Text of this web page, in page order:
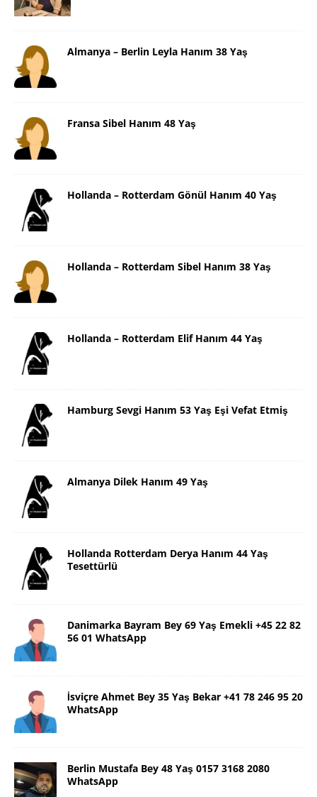
Almanya – Berlin Leyla Hanım 38 Yaş
Fransa Sibel Hanım 48 Yaş
Hollanda – Rotterdam Gönül Hanım 40 Yaş
Hollanda – Rotterdam Sibel Hanım 38 Yaş
Hollanda – Rotterdam Elif Hanım 44 Yaş
Hamburg Sevgi Hanım 53 Yaş Eşi Vefat Etmiş
Almanya Dilek Hanım 49 Yaş
Hollanda Rotterdam Derya Hanım 44 Yaş
Tesettürlü
Danimarka Bayram Bey 69 Yaş Emekli +45 22 82
56 01 WhatsApp
İsviçre Ahmet Bey 35 Yaş Bekar +41 78 246 95 20
WhatsApp
Berlin Mustafa Bey 48 Yaş 0157 3168 2080
WhatsApp